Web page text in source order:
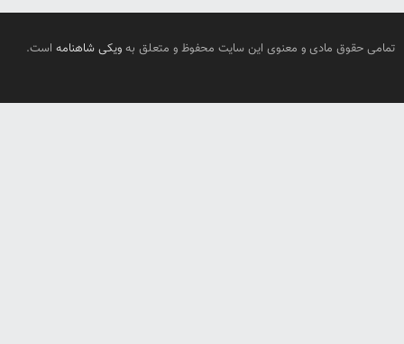
تمامی حقوق مادی و معنوی این سایت محفوظ و متعلق به ویکی شاهنامه است.